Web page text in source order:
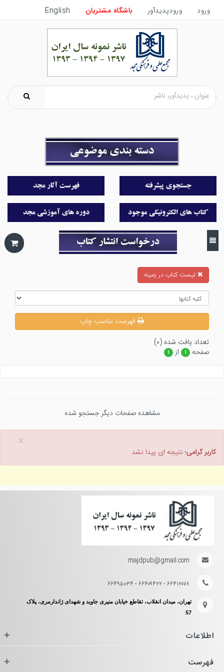
ورود ورودپدیدآور باشگاه مشتریان English
ليست كتاب در زمينه
فهرست مناسب چاپ
تعداد يافت شده (۰)
صفحه
۱ از ۱
مشاهده صفحات دیگر جستجو شده
×
کاربر گرامی؛ نتیجه ای پیدا نشد
majdpub@gmail.com
۶۶۴۱۲۰۷۸ - ۶۶۴۰۹۴۲۲ - ۶۶۴۹۵۰۳۴
تهران، میدان انقلاب، تقاطع خیابان منیری جاوید و شهدای ژاندارمری، پلاک
57
اطلاعات +
فهرست +